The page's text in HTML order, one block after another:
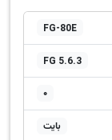
FG-80E
FG 5.6.3
0
بایت